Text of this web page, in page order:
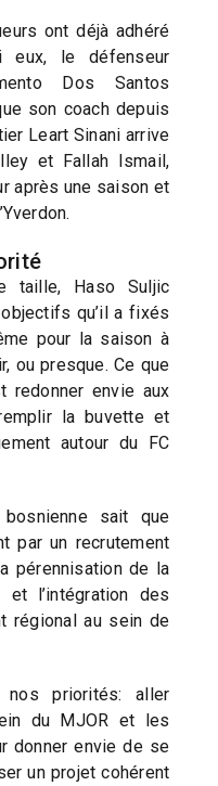
ont déjà adhéré
eux, le défenseur
Dos Santos
son coach depuis
Leart Sinani arrive
et Fallah Ismail,
après une saison et
taille, Haso Suljic
qu’il a fixés
pour la saison à
ou presque. Ce que
redonner envie aux
la buvette et
autour du FC
bosnienne sait que
par un recrutement
pérennisation de la
l’intégration des
régional au sein de
priorités: aller
du MJOR et les
donner envie de se
un projet cohérent